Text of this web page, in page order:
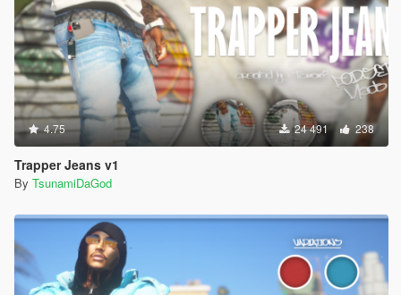
4.75 24 491 238
Trapper Jeans v1
By TsunamiDaGod